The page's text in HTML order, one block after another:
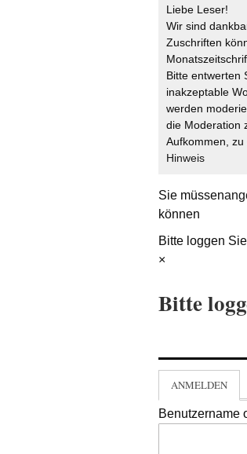
Liebe Leser!
Wir sind
Zuschriften
Bitte entwerten
inakzeptable
werden
die Moderation
Aufkommen, zu
Hinweis
Sie müssen
können
Bitte loggen
×
Bitte
ANMELDEN
Benutzername